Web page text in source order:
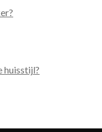
huisstijl?